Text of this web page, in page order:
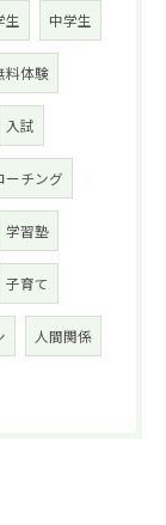
生 中学生
料体験
入試
ーチング
学習塾
子育て
人間関係